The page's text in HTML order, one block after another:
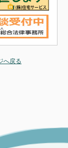
へ戻る